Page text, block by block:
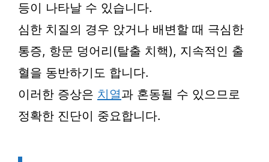
등이 나타날 수 있습니다.
심한 치질의 경우 앉거나 배변할 때 극심한
통증, 항문 덩어리(탈출 치핵), 지속적인 출
혈을 동반하기도 합니다.
이러한 증상은 치열과 혼동될 수 있으므로
정확한 진단이 중요합니다.